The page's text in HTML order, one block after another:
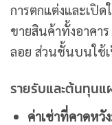
การตกแต่งและเปิ
ขายสินค้าทั้งอาคา
ลอย ส่วนชั้นบนใช้
รายรับและต้นทุนแ
ค่าเช่าที่คาดหวั